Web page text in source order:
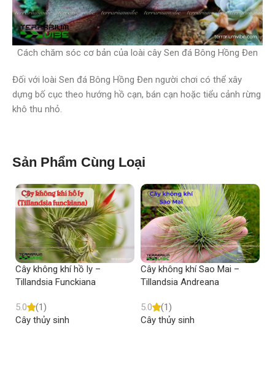
Cách chăm sóc cơ bản của loài cây Sen đá Bông Hồng Đen
Đối với loài Sen đá Bông Hồng Đen người chơi có thể xây
dựng bố cục theo hướng hồ cạn, bán cạn hoặc tiểu cảnh rừng
khô thu nhỏ.
Sản Phẩm Cùng Loại
Cây không khí hồ ly –
Tillandsia Funckiana
5.0
(1)
Cây thủy sinh
Cây không khí Sao Mai –
Tillandsia Andreana
5.0
(1)
Cây thủy sinh